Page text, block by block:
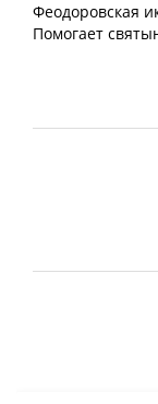
Феодоровская
Помогает